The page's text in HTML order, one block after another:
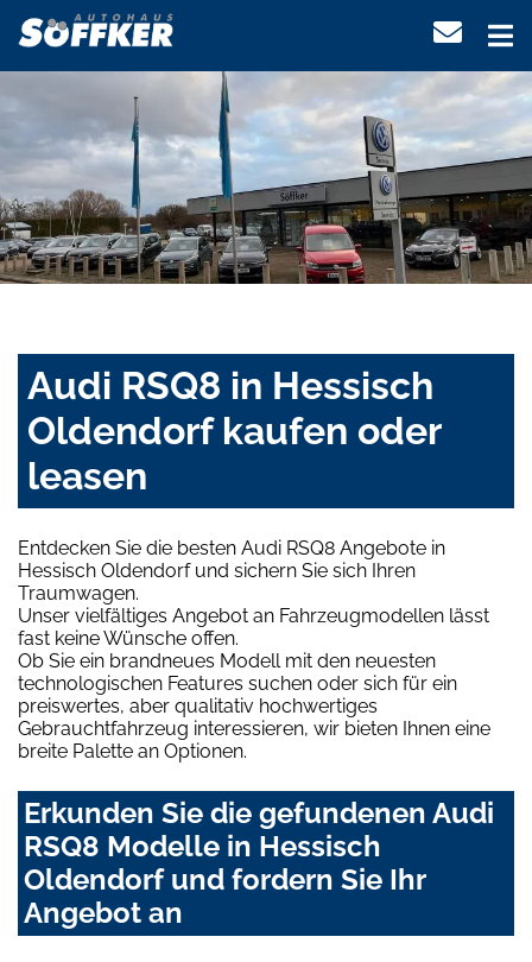
Audi RSQ8 in Hessisch
Oldendorf kaufen oder
leasen
Entdecken Sie die besten Audi RSQ8 Angebote in
Hessisch Oldendorf und sichern Sie sich Ihren
Traumwagen.
Unser vielfältiges Angebot an Fahrzeugmodellen lässt
fast keine Wünsche offen.
Ob Sie ein brandneues Modell mit den neuesten
technologischen Features suchen oder sich für ein
preiswertes, aber qualitativ hochwertiges
Gebrauchtfahrzeug interessieren, wir bieten Ihnen eine
breite Palette an Optionen.
Erkunden Sie die gefundenen Audi
RSQ8 Modelle in Hessisch
Oldendorf und fordern Sie Ihr
Angebot an